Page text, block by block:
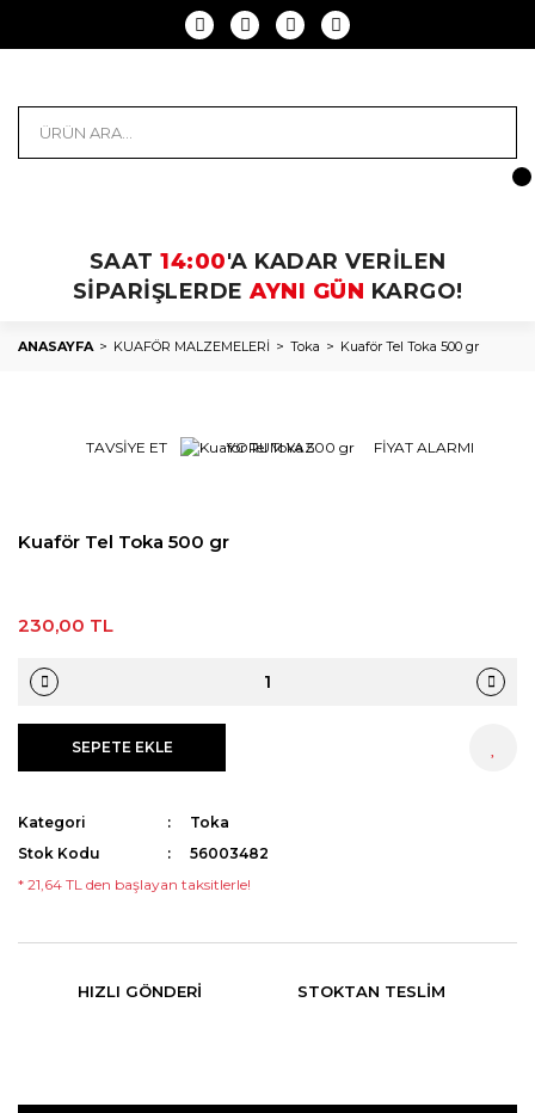
SAAT 14:00'A KADAR VERİLEN
SİPARİŞLERDE AYNI GÜN KARGO!
ANASAYFA KUAFÖR MALZEMELERİ Toka Kuaför Tel Toka 500 gr
TAVSİYE ET YORUM YAZ FİYAT ALARMI
Kuaför Tel Toka 500 gr
230,00 TL
SEPETE EKLE
Kategori
Toka
Stok Kodu
56003482
* 21,64 TL den başlayan taksitlerle!
HIZLI GÖNDERI STOKTAN TESLIM